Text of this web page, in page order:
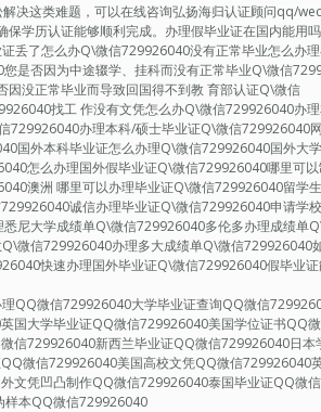
决这类难题，可以在线咨询弘扬海归认证顾问qq/
学历认证能够顺利完成。办理假毕业证在国内能用
丢了怎么办Q\微信729926040没有正常毕业怎么办
是否因为中途辍学、挂科而没有正常毕业Q\微信
没正常毕业而导致回国得不到教 育部认证Q\微信
找工 作没有文凭怎么办Q\微信729926040办
729926040办理本科/硕士毕业证Q\微信729926040
国外本科毕业证怎么办理Q\微信729926040国外大
怎么办理国外假毕业证Q\微信729926040哪里可
澳洲 哪里可以办理毕业证Q\微信729926040留学
诚信办理毕业证Q\微信729926040申请学
尼大学成绩单Q\微信729926040多伦多办理成绩单
微信729926040办理多大成绩单Q\微信729926040
快速办理国外毕业证Q\微信729926040假毕业证
QQ微信729926040大学毕业证查询QQ微信
国大学毕业证QQ微信729926040美国学位证书QQ
信729926040新西兰毕业证QQ微信729926040日本
微信729926040美国高校文凭QQ微信729926040
文凭凹凸制作QQ微信729926040泰国毕业证QQ微信
样本QQ微信729926040